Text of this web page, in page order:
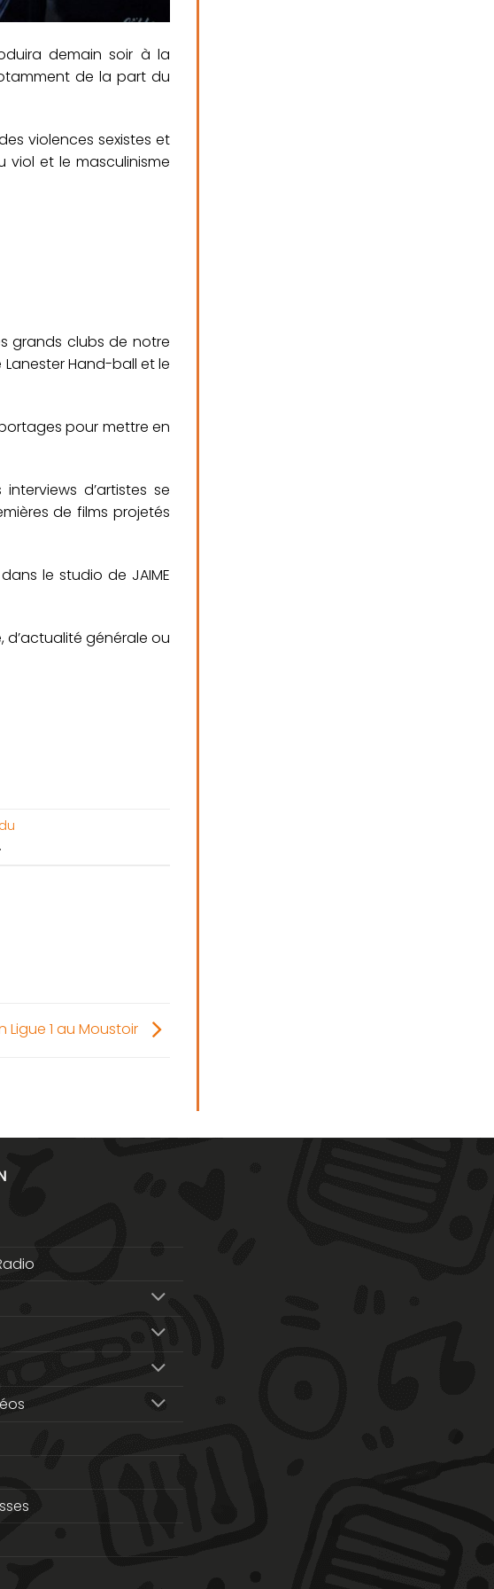
demain soir à la
de la part du
violences sexistes et
viol et le masculinisme
grands clubs de notre
Hand-ball et le
pour mettre en
d’artistes se
de films projetés
le studio de JAIME
d’actualité générale ou
.
Ligue 1 au Moustoir